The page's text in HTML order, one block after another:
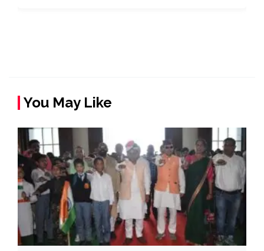
You May Like